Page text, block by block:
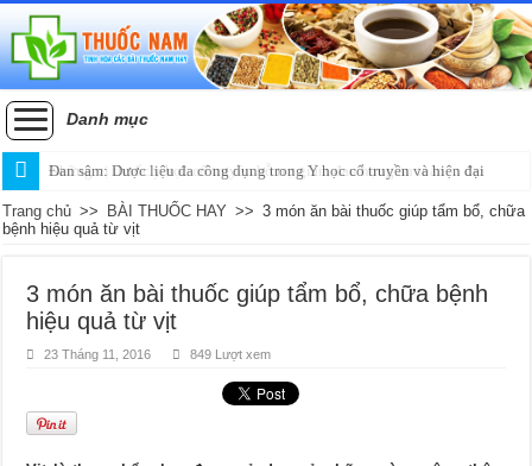
Danh mục
Đan sâm: Dược liệu đa công dụng trong Y học cổ truyền và hiện đại
Trang chủ >> BÀI THUỐC HAY >> 3 món ăn bài thuốc giúp tẩm bổ, chữa
bệnh hiệu quả từ vịt
3 món ăn bài thuốc giúp tẩm bổ, chữa bệnh
hiệu quả từ vịt
23 Tháng 11, 2016 849 Lượt xem